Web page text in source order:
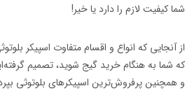
شما کیفیت لازم را دارد یا خیر!
از آنجایی که انواع و اقسام متفاوت اسپیکر
که شما به هنگام خرید گیج شوید، تصمیم
و همچنین پرفروش‌ترین اسپیکرهای بلوتوثی